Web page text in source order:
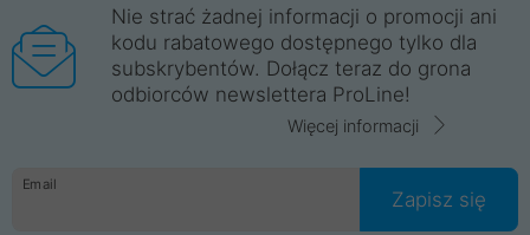
Nie strać żadnej informacji o promocji ani
kodu rabatowego dostępnego tylko dla
subskrybentów. Dołącz teraz do grona
odbiorców newslettera ProLine!
Więcej informacji
Email
Zapisz się